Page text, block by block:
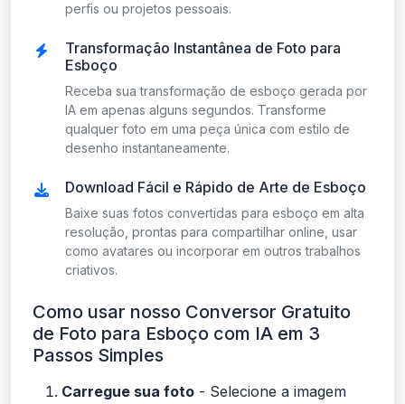
perfis ou projetos pessoais.
Transformação Instantânea de Foto para
Esboço
Receba sua transformação de esboço gerada por
IA em apenas alguns segundos. Transforme
qualquer foto em uma peça única com estilo de
desenho instantaneamente.
Download Fácil e Rápido de Arte de Esboço
Baixe suas fotos convertidas para esboço em alta
resolução, prontas para compartilhar online, usar
como avatares ou incorporar em outros trabalhos
criativos.
Como usar nosso Conversor Gratuito
de Foto para Esboço com IA em 3
Passos Simples
Carregue sua foto - Selecione a imagem